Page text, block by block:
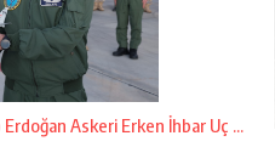
Erdoğan Askeri Erken İhbar Uç ...